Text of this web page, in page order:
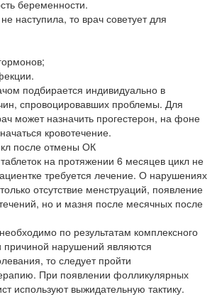
беременности.
наступила, то врач советует для
подбирается индивидуально в
спровоцировавших проблемы. Для
может назначить прогестерон, на фоне
кровотечение.
после отмены ОК
на протяжении 6 месяцев цикл не
требуется лечение. О нарушениях
отсутствие менструаций, появление
но и мазня после месячных после
по результатам комплексного
причиной нарушений являются
то следует пройти
При появлении фолликулярных
используют выжидательную тактику.